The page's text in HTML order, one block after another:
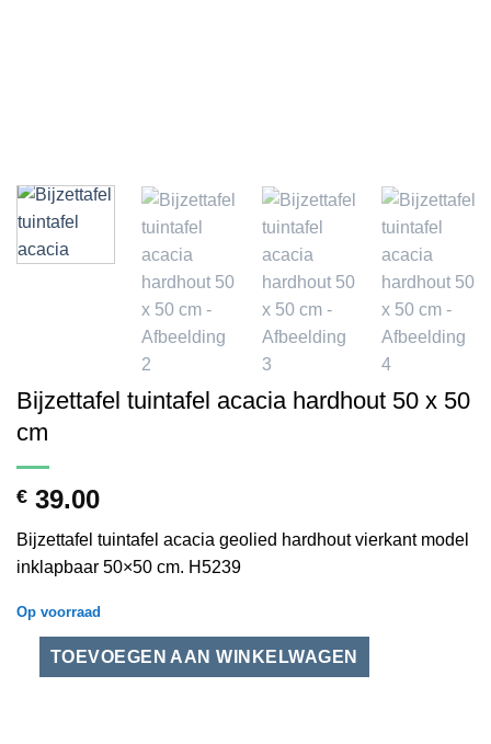
Bijzettafel tuintafel acacia hardhout 50 x 50
cm
€ 39.00
Bijzettafel tuintafel acacia geolied hardhout vierkant model
inklapbaar 50×50 cm. H5239
Op voorraad